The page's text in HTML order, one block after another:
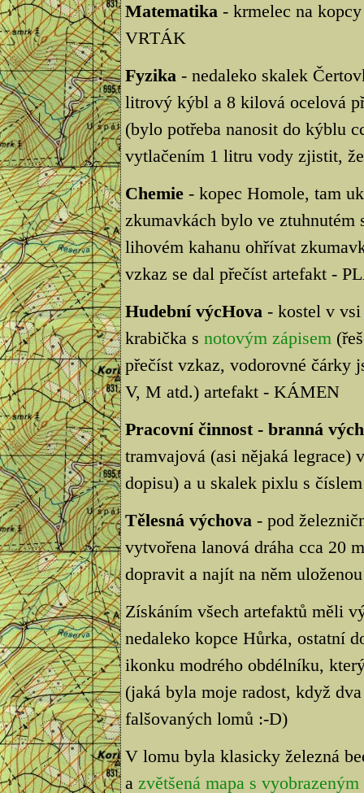
Matematika- krmelec na
VRTÁK
Fyzika- nedaleko skalek
litrový kýbl a 8 kilová ocelová
(bylo potřeba nanosit do kýblu
vytlačením 1 litru vody zjistit,
Chemie- kopec Homole, tam
zkumavkách bylo ve ztuhnutém
lihovém kahanu ohřívat
vzkaz se dal přečíst artefakt -
Hudební výcHova- kostel v vsi
krabička s notovým zápisem
přečíst vzkaz, vodorovné čárky
V, M atd.) artefakt - KÁMEN
Pracovní činnost - branná
tramvajová (asi nějaká legrace)
dopisu) a u skalek pixlu s
Tělesná výchova- pod
vytvořena lanová dráha cca 20
dopravit a najít na něm
Získáním všech artefaktů měli
nedaleko kopce Hůrka, ostatní
ikonku modrého obdélníku,
(jaká byla moje radost, když
falšovaných lomů :-D)
V lomu byla klasicky železná
a zvětšená mapa s